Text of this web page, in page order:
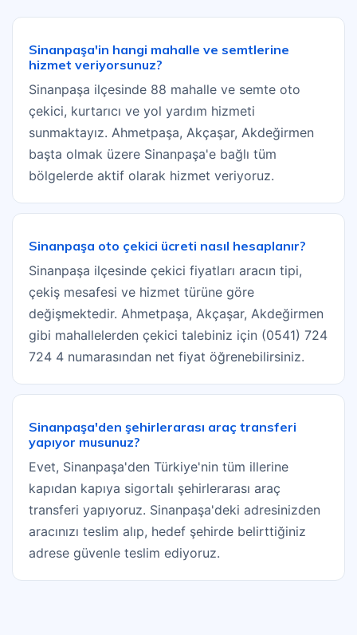
Sinanpaşa'in hangi mahalle ve semtlerine
hizmet veriyorsunuz?
Sinanpaşa ilçesinde 88 mahalle ve semte oto
çekici, kurtarıcı ve yol yardım hizmeti
sunmaktayız. Ahmetpaşa, Akçaşar, Akdeğirmen
başta olmak üzere Sinanpaşa'e bağlı tüm
bölgelerde aktif olarak hizmet veriyoruz.
Sinanpaşa oto çekici ücreti nasıl hesaplanır?
Sinanpaşa ilçesinde çekici fiyatları aracın tipi,
çekiş mesafesi ve hizmet türüne göre
değişmektedir. Ahmetpaşa, Akçaşar, Akdeğirmen
gibi mahallelerden çekici talebiniz için (0541) 724
724 4 numarasından net fiyat öğrenebilirsiniz.
Sinanpaşa'den şehirlerarası araç transferi
yapıyor musunuz?
Evet, Sinanpaşa'den Türkiye'nin tüm illerine
kapıdan kapıya sigortalı şehirlerarası araç
transferi yapıyoruz. Sinanpaşa'deki adresinizden
aracınızı teslim alıp, hedef şehirde belirttiğiniz
adrese güvenle teslim ediyoruz.